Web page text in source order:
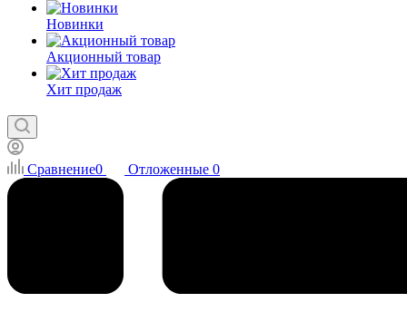
Новинки
Акционный товар
Хит продаж
Сравнение0 Отложенные 0